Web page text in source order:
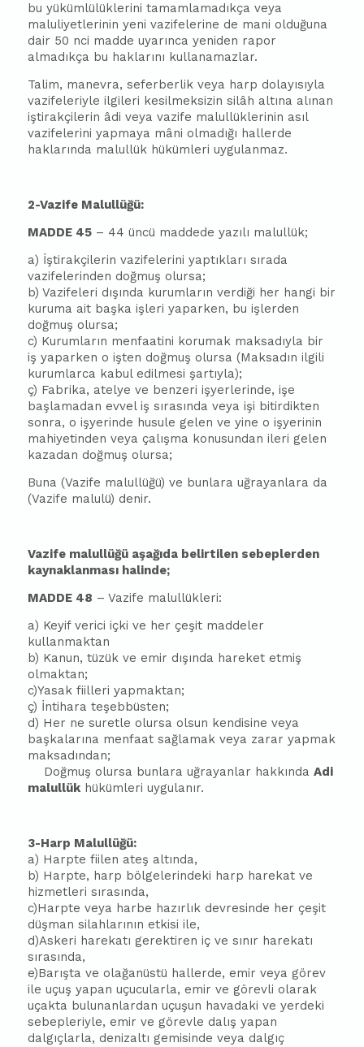
bu yükümlülüklerini tamamlamadıkça veya
maluliyetlerinin yeni vazifelerine de mani olduğuna
dair 50 nci madde uyarınca yeniden rapor
almadıkça bu haklarını kullanamazlar.
Talim, manevra, seferberlik veya harp dolayısıyla
vazifeleriyle ilgileri kesilmeksizin silâh altına alınan
iştirakçilerin âdi veya vazife malullüklerinin asıl
vazifelerini yapmaya mâni olmadığı hallerde
haklarında malullük hükümleri uygulanmaz.
2-Vazife Malullüğü:
MADDE 45 – 44 üncü maddede yazılı malullük;
a) İştirakçilerin vazifelerini yaptıkları sırada
vazifelerinden doğmuş olursa;
b) Vazifeleri dışında kurumların verdiği her hangi bir
kuruma ait başka işleri yaparken, bu işlerden
doğmuş olursa;
c) Kurumların menfaatini korumak maksadıyla bir
iş yaparken o işten doğmuş olursa (Maksadın ilgili
kurumlarca kabul edilmesi şartıyla);
ç) Fabrika, atelye ve benzeri işyerlerinde, işe
başlamadan evvel iş sırasında veya işi bitirdikten
sonra, o işyerinde husule gelen ve yine o işyerinin
mahiyetinden veya çalışma konusundan ileri gelen
kazadan doğmuş olursa;
Buna (Vazife malullüğü) ve bunlara uğrayanlara da
(Vazife malulü) denir.
Vazife malullüğü aşağıda belirtilen sebeplerden
kaynaklanması halinde;
MADDE 48 – Vazife malullükleri:
a) Keyif verici içki ve her çeşit maddeler
kullanmaktan
b) Kanun, tüzük ve emir dışında hareket etmiş
olmaktan;
c)Yasak fiilleri yapmaktan;
ç) İntihara teşebbüsten;
d) Her ne suretle olursa olsun kendisine veya
başkalarına menfaat sağlamak veya zarar yapmak
maksadından;
Doğmuş olursa bunlara uğrayanlar hakkındaAdi
malullük hükümleri uygulanır.
3-Harp Malullüğü:
a) Harpte fiilen ateş altında,
b) Harpte, harp bölgelerindeki harp harekat ve
hizmetleri sırasında,
c)Harpte veya harbe hazırlık devresinde her çeşit
düşman silahlarının etkisi ile,
d)Askeri harekatı gerektiren iç ve sınır harekatı
sırasında,
e)Barışta ve olağanüstü hallerde, emir veya görev
ile uçuş yapan uçucularla, emir ve görevli olarak
uçakta bulunanlardan uçuşun havadaki ve yerdeki
sebepleriyle, emir ve görevle dalış yapan
dalgıçlarla, denizaltı gemisinde veya dalgıç